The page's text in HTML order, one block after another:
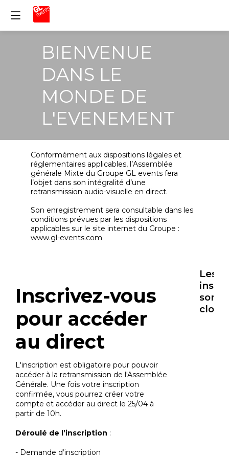
BIENVENUE
DANS LE
MONDE DE
L'EVENEMENT
Conformément aux dispositions légales et
réglementaires applicables, l’Assemblée
générale Mixte du Groupe GL events fera
l’objet dans son intégralité d’une
retransmission audio-visuelle en direct.
Son enregistrement sera consultable dans les
conditions prévues par les dispositions
applicables sur le site internet du Groupe :
www.gl-events.com
Inscrivez-vous
pour accéder
au direct
L'inscription est obligatoire pour pouvoir
accéder à la retransmission de l'Assemblée
Générale. Une fois votre inscription
confirmée, vous pourrez créer votre
compte et accéder au direct le 25/04 à
partir de 10h.
Déroulé de l’inscription
- Demande d’inscription
Les
sont